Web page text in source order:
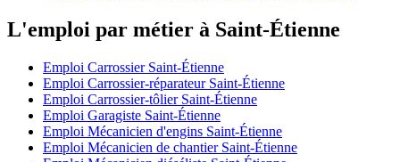
L'emploi par métier à Saint-Étienne
Emploi Carrossier Saint-Étienne
Emploi Carrossier-réparateur Saint-Étienne
Emploi Carrossier-tôlier Saint-Étienne
Emploi Garagiste Saint-Étienne
Emploi Mécanicien d'engins Saint-Étienne
Emploi Mécanicien de chantier Saint-Étienne